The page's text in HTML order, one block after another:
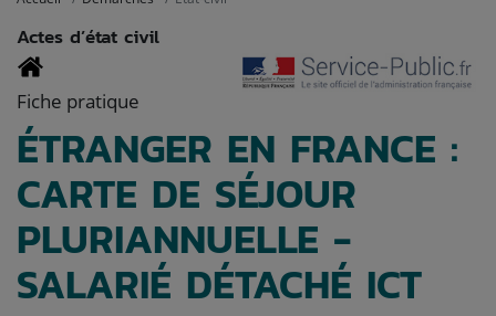
Actes d’état civil
Fiche pratique
ÉTRANGER EN FRANCE :
CARTE DE SÉJOUR
PLURIANNUELLE -
SALARIÉ DÉTACHÉ ICT